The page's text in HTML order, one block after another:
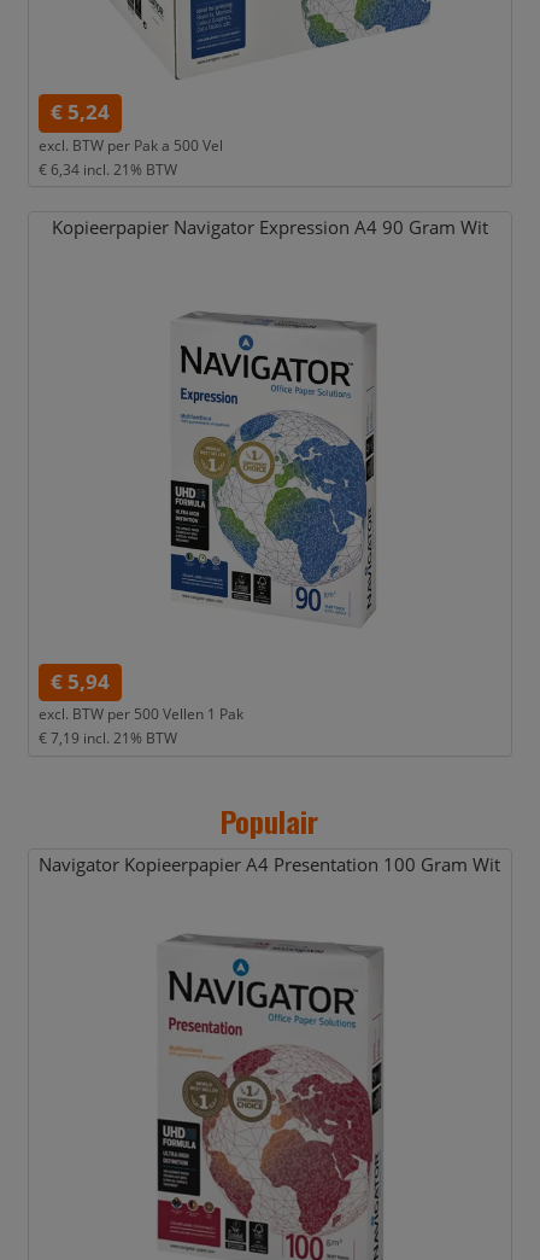
€ 5,24
excl. BTW per Pak a 500 Vel
€ 6,34 incl. 21% BTW
Kopieerpapier Navigator Expression A4 90 Gram Wit
€ 5,94
excl. BTW per 500 Vellen 1 Pak
€ 7,19 incl. 21% BTW
Populair
Navigator Kopieerpapier A4 Presentation 100 Gram Wit